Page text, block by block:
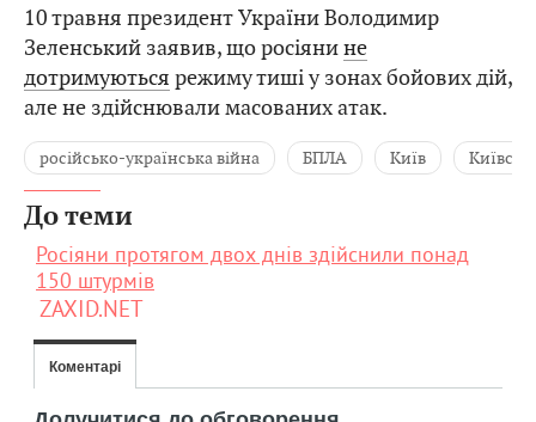
10 травня президент України Володимир
Зеленський заявив, що росіянине
дотримуються режиму тиші у зонах бойових дій,
але не здійснювали масованих атак.
російсько-українська війна БПЛА Київ
До теми
Росіяни протягом двох днів здійснили понад
150 штурмів
ZAXID.NET